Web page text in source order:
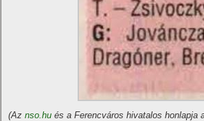
(Az nso.hu és a Ferencváros hivatalos honlapja